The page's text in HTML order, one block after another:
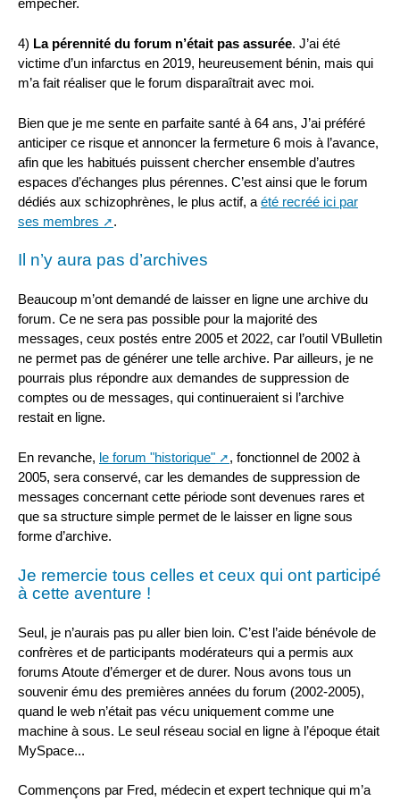
empêcher.
4) La pérennité du forum n’était pas assurée. J’ai été
victime d’un infarctus en 2019, heureusement bénin, mais qui
m’a fait réaliser que le forum disparaîtrait avec moi.
Bien que je me sente en parfaite santé à 64 ans, J’ai préféré
anticiper ce risque et annoncer la fermeture 6 mois à l’avance,
afin que les habitués puissent chercher ensemble d’autres
espaces d’échanges plus pérennes. C’est ainsi que le forum
dédiés aux schizophrènes, le plus actif, a été recréé ici par
ses membres
.
Il n’y aura pas d’archives
Beaucoup m’ont demandé de laisser en ligne une archive du
forum. Ce ne sera pas possible pour la majorité des
messages, ceux postés entre 2005 et 2022, car l’outil VBulletin
ne permet pas de générer une telle archive. Par ailleurs, je ne
pourrais plus répondre aux demandes de suppression de
comptes ou de messages, qui continueraient si l’archive
restait en ligne.
En revanche, le forum "historique"
, fonctionnel de 2002 à
2005, sera conservé, car les demandes de suppression de
messages concernant cette période sont devenues rares et
que sa structure simple permet de le laisser en ligne sous
forme d’archive.
Je remercie tous celles et ceux qui ont participé
à cette aventure !
Seul, je n’aurais pas pu aller bien loin. C’est l’aide bénévole de
confrères et de participants modérateurs qui a permis aux
forums Atoute d’émerger et de durer. Nous avons tous un
souvenir ému des premières années du forum (2002-2005),
quand le web n’était pas vécu uniquement comme une
machine à sous. Le seul réseau social en ligne à l’époque était
MySpace...
Commençons par Fred, médecin et expert technique qui m’a